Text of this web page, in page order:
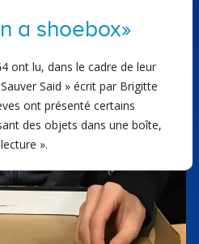
a shoebox»
ont lu, dans le cadre de leur
Said » écrit par Brigitte
ont présenté certains
des objets dans une boîte,
».